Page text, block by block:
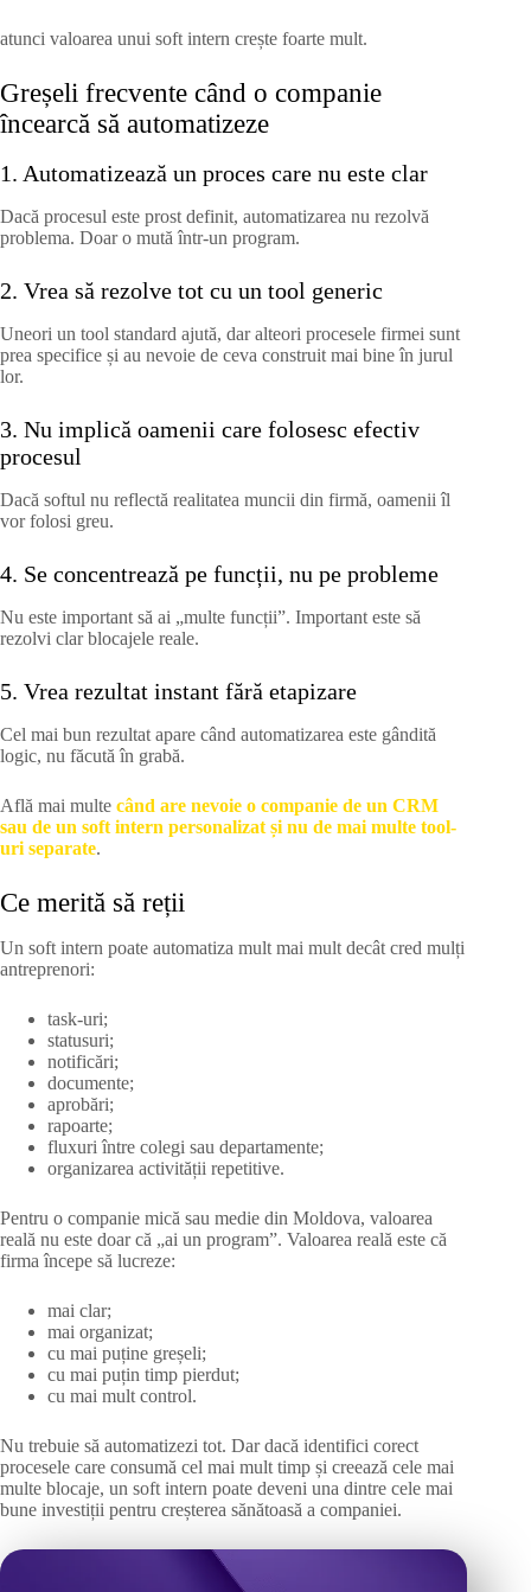
atunci valoarea unui soft intern crește foarte mult.
Greșeli frecvente când o companie
încearcă să automatizeze
1. Automatizează un proces care nu este clar
Dacă procesul este prost definit, automatizarea nu rezolvă
problema. Doar o mută într-un program.
2. Vrea să rezolve tot cu un tool generic
Uneori un tool standard ajută, dar alteori procesele firmei sunt
prea specifice și au nevoie de ceva construit mai bine în jurul
lor.
3. Nu implică oamenii care folosesc efectiv
procesul
Dacă softul nu reflectă realitatea muncii din firmă, oamenii îl
vor folosi greu.
4. Se concentrează pe funcții, nu pe probleme
Nu este important să ai „multe funcții”. Important este să
rezolvi clar blocajele reale.
5. Vrea rezultat instant fără etapizare
Cel mai bun rezultat apare când automatizarea este gândită
logic, nu făcută în grabă.
Află mai multe când are nevoie o companie de un CRM
sau de un soft intern personalizat și nu de mai multe tool-
uri separate.
Ce merită să reții
Un soft intern poate automatiza mult mai mult decât cred mulți
antreprenori:
task-uri;
statusuri;
notificări;
documente;
aprobări;
rapoarte;
fluxuri între colegi sau departamente;
organizarea activității repetitive.
Pentru o companie mică sau medie din Moldova, valoarea
reală nu este doar că „ai un program”. Valoarea reală este că
firma începe să lucreze:
mai clar;
mai organizat;
cu mai puține greșeli;
cu mai puțin timp pierdut;
cu mai mult control.
Nu trebuie să automatizezi tot. Dar dacă identifici corect
procesele care consumă cel mai mult timp și creează cele mai
multe blocaje, un soft intern poate deveni una dintre cele mai
bune investiții pentru creșterea sănătoasă a companiei.